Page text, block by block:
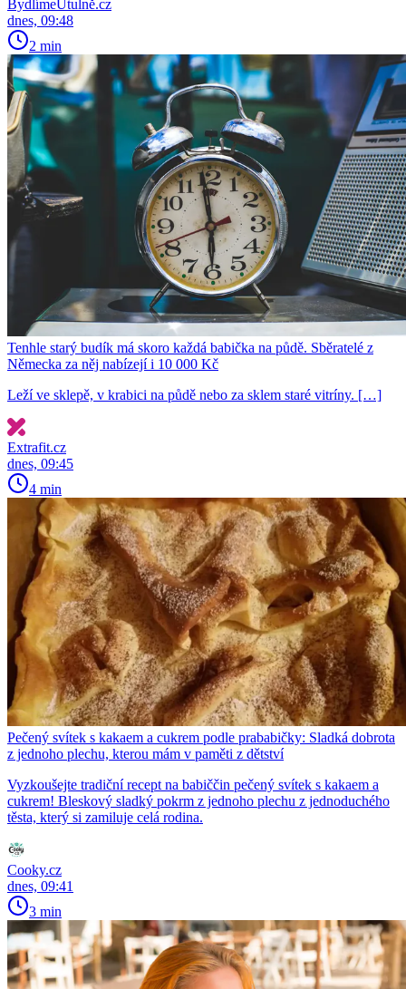
BydlímeÚtulně.cz
dnes, 09:48
2 min
Tenhle starý budík má skoro každá babička na půdě. Sběratelé z
Německa za něj nabízejí i 10 000 Kč
Leží ve sklepě, v krabici na půdě nebo za sklem staré vitríny. […]
Extrafit.cz
dnes, 09:45
4 min
Pečený svítek s kakaem a cukrem podle prababičky: Sladká dobrota
z jednoho plechu, kterou mám v paměti z dětství
Vyzkoušejte tradiční recept na babiččin pečený svítek s kakaem a
cukrem! Bleskový sladký pokrm z jednoho plechu z jednoduchého
těsta, který si zamiluje celá rodina.
Cooky.cz
dnes, 09:41
3 min